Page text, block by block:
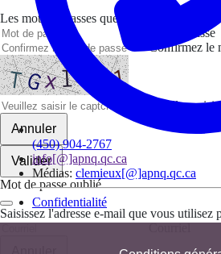
(450) 904-2767
info[@]apnq.qc.ca
Médias: clemieux[@]apnq.qc.ca
Confidentialité
Les mots de passes que vous avez saisis
Mot de passe
Confirmez le
Veuillez
Annuler
Valider
Mot de passe oublié
Saisissez l'adresse e-mail que vous utilisez